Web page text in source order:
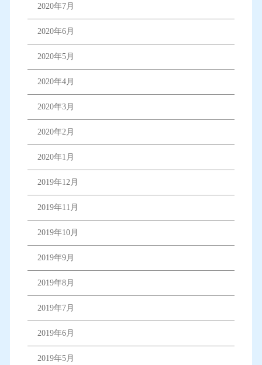
2020年7月
2020年6月
2020年5月
2020年4月
2020年3月
2020年2月
2020年1月
2019年12月
2019年11月
2019年10月
2019年9月
2019年8月
2019年7月
2019年6月
2019年5月